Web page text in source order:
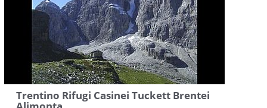
Trentino Rifugi Casinei Tuckett Brentei